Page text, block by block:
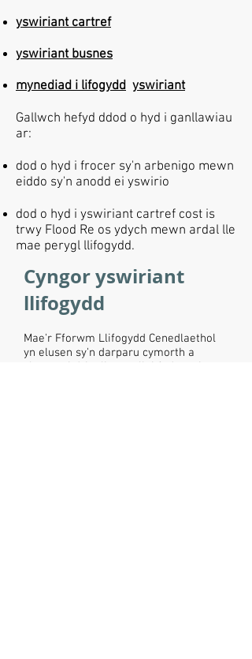
yswiriant cartref
yswiriant busnes
mynediad i lifogydd yswiriant
Gallwch hefyd ddod o hyd i ganllawiau
ar:
dod o hyd i frocer sy'n arbenigo mewn
eiddo sy'n anodd ei yswirio
dod o hyd i yswiriant cartref cost is
trwy Flood Re os ydych mewn ardal lle
mae perygl llifogydd.
Cyngor yswiriant
llifogydd
Mae'r Fforwm Llifogydd Cenedlaethol
yn elusen sy'n darparu cymorth a
chyngor i drigolion a allai fod yn ei